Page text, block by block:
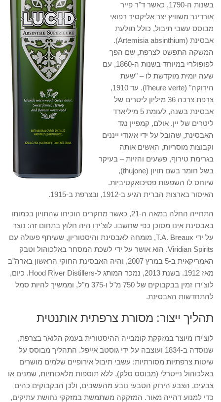
בשנות ה-1790, כאשר ד"ר פייר
אורדינר משוויץ יצר אליקסיר רפואי
מבוסס עשבי תיבול, כולל תולעת
אבסינת (Artemisia absinthium).
המשקה התפשט לצרפת, שם הפך
לפופולרי במיוחד בשנות ה-1860, עם
שעה יומית מוקדשת לו – "שעת
הירוקה" (l'heure verte). עד 1910,
צרפת צרכה 36 מיליון ליטרים של
אבסינת בשנה, לעומת 5 מיליארד
ליטרים של יין. אולם, קמפיין נגד
האבסינת, שהובל על ידי איגודי ייננים
וקבוצות מוסריות, האשים אותה
בגרימת טירוף, פשעים והזיות – בעיקר
בשל חומר בשם תויון (thujone),
שיוחס לו השפעות פסיכואקטיביות.
האיסור בארצות הברית הגיע ב-1912, ובצרפת ב-1915.
התחייה החלה במאה ה-21, כאשר מחקרים הוכיחו שהתויון בכמותו
באבסינת אינו מסוכן כפי שחשבו. לוצ'ידו היה חלוץ בתחום זה: נוצר
על ידי T.A. Breaux, מומחה לאבסינת והיסטוריון, ששיתף פעולה עם
Viridian Spirits. הוא אושר על ידי לשכת המסחר באלכוהול וטבק
האמריקאית ב-5 במרץ 2007, והיה האבסינת החוקי הראשון בארה"ב
מאז 1912. בשנת 2013, נמכר המותג ל-Hood River Distillers. כיום,
לוצ'ידו זמין בבקבוקים של 750 מ"ל ו-375 מ"ל, וממשיך להיות סמל
להתחדשות האבסינת.
תהליך ייצור: מסורת צרפתית אותנטית
לוצ'ידו מיוצר במזקקת קומבייה ההיסטורית בעמק הלואר בצרפת,
שנוסדה ב-1834 ועוצבה על ידי גוסטב אייפל. התהליך מבוסס על
שיטות צרפתיות מסורתיות: עשבי תיבול אירופיים שלמים מושרים
באלכוהול נייטרלי (מבוסס סלק), ללא תוספות מלאכותיות, שמנים או
צבעים. הצבע הירוק הטבעי נובע מהעשבים, ולכן הבקבוקים כהים
כדי למנוע דהייה מאור. המזקקה משתמשת במזקקי נחושת עתיקים,